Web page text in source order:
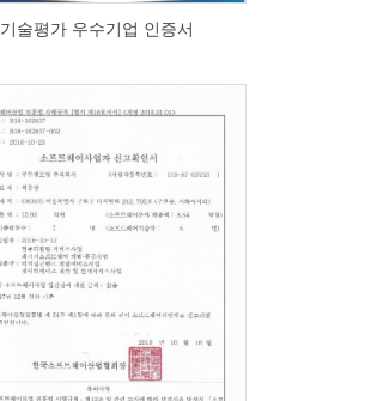
기술평가 우수기업 인증서